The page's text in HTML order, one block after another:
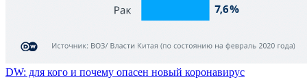
DW: для кого и почему опасен новый коронавирус